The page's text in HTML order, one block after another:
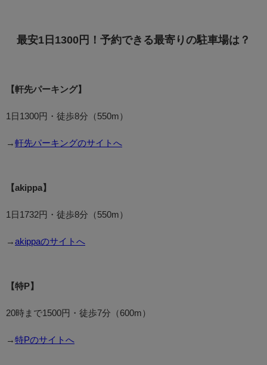
最安1日1300円！予約できる最寄りの駐車場は？
【軒先パーキング】
1日1300円・徒歩8分（550m）
→ 軒先パーキングのサイトへ
【akippa】
1日1732円・徒歩8分（550m）
→ akippaのサイトへ
【特P】
20時まで1500円・徒歩7分（600m）
→ 特Pのサイトへ